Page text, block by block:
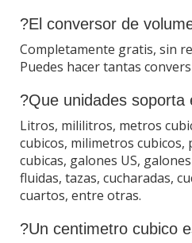
?El conversor de
Completamente gratis, sin
Puedes hacer tantas
?Que unidades soporta
Litros, mililitros, metros
cubicos, milimetros cubicos,
cubicas, galones US,
fluidas, tazas, cucharadas,
cuartos, entre otras.
?Un centimetro cubico